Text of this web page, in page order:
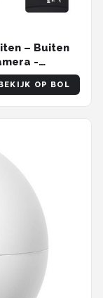
– Buiten
-
en APP -
BEKIJK OP BOL